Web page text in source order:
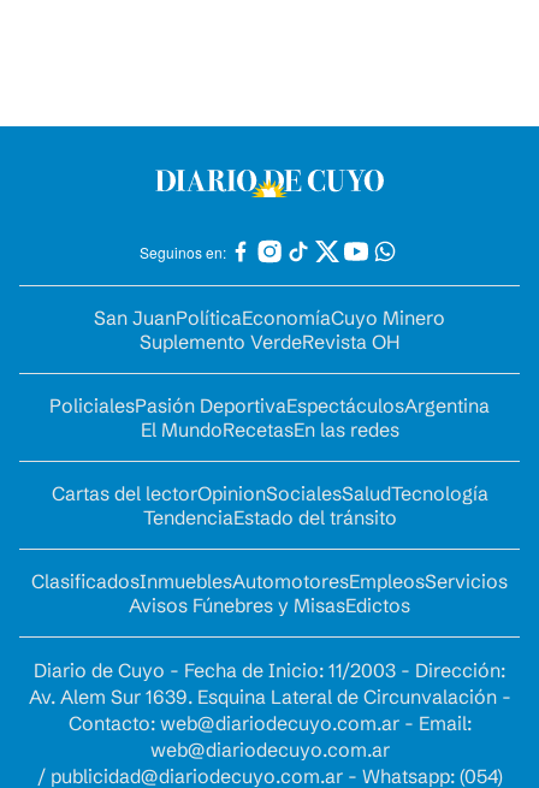
Seguinos en:
San JuanPolíticaEconomíaCuyo Minero
Suplemento VerdeRevista OH
PolicialesPasión DeportivaEspectáculosArgentina
El MundoRecetasEn las redes
Cartas del lectorOpinionSocialesSaludTecnología
TendenciaEstado del tránsito
ClasificadosInmueblesAutomotoresEmpleosServicios
Avisos Fúnebres y MisasEdictos
Diario de Cuyo - Fecha de Inicio: 11/2003 - Dirección:
Av. Alem Sur 1639. Esquina Lateral de Circunvalación -
Contacto: web@diariodecuyo.com.ar- Email:
web@diariodecuyo.com.ar
/ publicidad@diariodecuyo.com.ar- Whatsapp: (054)